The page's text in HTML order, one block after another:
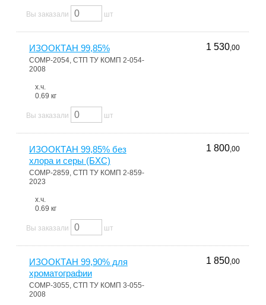
Вы заказали шт
ИЗООКТАН 99,85%
COMP-2054, СТП ТУ КОМП 2-054-
2008
х.ч.
0.69 кг
1 530,00
Вы заказали шт
ИЗООКТАН 99,85% без
хлора и серы (БХС)
COMP-2859, СТП ТУ КОМП 2-859-
2023
х.ч.
0.69 кг
1 800,00
Вы заказали шт
ИЗООКТАН 99,90% для
хроматографии
COMP-3055, СТП ТУ КОМП 3-055-
2008
1 850,00